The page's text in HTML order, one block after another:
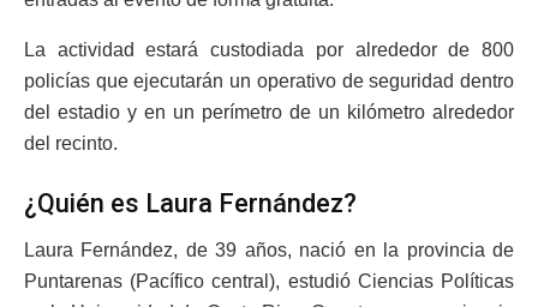
La actividad estará custodiada por alrededor de 800
policías que ejecutarán un operativo de seguridad dentro
del estadio y en un perímetro de un kilómetro alrededor
del recinto.
¿Quién es Laura Fernández?
Laura Fernández, de 39 años, nació en la provincia de
Puntarenas (Pacífico central), estudió Ciencias Políticas